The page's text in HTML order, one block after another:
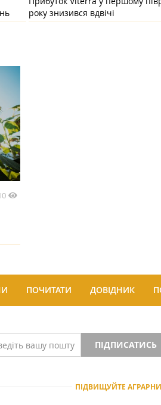
року знизився вдвічі
ПОЧИТАТИ ДОВІДНИК
ПІДПИСАТИСЬ
ПІДВИЩУЙТЕ